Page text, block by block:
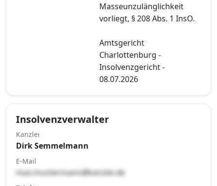
Masseunzulänglichkeit
vorliegt, § 208 Abs. 1 InsO.
Amtsgericht
Charlottenburg -
Insolvenzgericht -
08.07.2026
Insolvenzverwalter
Kanzlei
Dirk Semmelmann
E-Mail
max.mustermann@kanzlei.de